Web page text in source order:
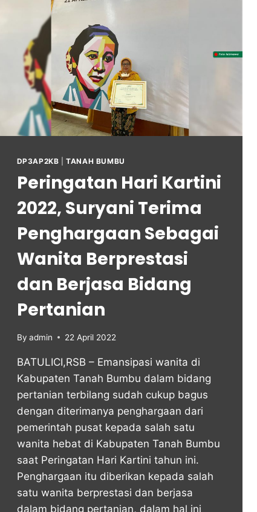
DP3AP2KB |TANAH BUMBU
Peringatan Hari Kartini
2022, Suryani Terima
Penghargaan Sebagai
Wanita Berprestasi
dan Berjasa Bidang
Pertanian
By admin 22 April 2022
BATULICI,RSB – Emansipasi wanita di
Kabupaten Tanah Bumbu dalam bidang
pertanian terbilang sudah cukup bagus
dengan diterimanya penghargaan dari
pemerintah pusat kepada salah satu
wanita hebat di Kabupaten Tanah Bumbu
saat Peringatan Hari Kartini tahun ini.
Penghargaan itu diberikan kepada salah
satu wanita berprestasi dan berjasa
dalam bidang pertanian, dalam hal ini